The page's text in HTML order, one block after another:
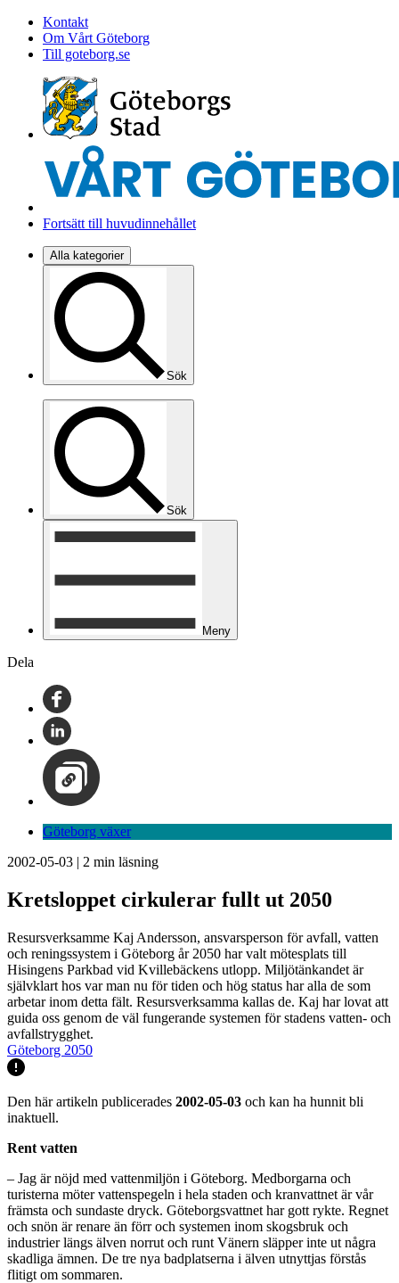
Kontakt
Om Vårt Göteborg
Till goteborg.se
Fortsätt till huvudinnehållet
Alla kategorier
Sök
Sök
Meny
Dela
Göteborg växer
2002-05-03 | 2 min läsning
Kretsloppet cirkulerar fullt ut 2050
Resursverksamme Kaj Andersson, ansvarsperson för avfall, vatten
och reningssystem i Göteborg år 2050 har valt mötesplats till
Hisingens Parkbad vid Kvillebäckens utlopp. Miljötänkandet är
självklart hos var man nu för tiden och hög status har alla de som
arbetar inom detta fält. Resursverksamma kallas de. Kaj har lovat att
guida oss genom de väl fungerande systemen för stadens vatten- och
avfallstrygghet.
Göteborg 2050
Den här artikeln publicerades 2002-05-03 och kan ha hunnit bli
inaktuell.
Rent vatten
– Jag är nöjd med vattenmiljön i Göteborg. Medborgarna och
turisterna möter vattenspegeln i hela staden och kranvattnet är vår
främsta och sundaste dryck. Göteborgsvattnet har gott rykte. Regnet
och snön är renare än förr och systemen inom skogsbruk och
industrier längs älven norrut och runt Vänern släpper inte ut några
skadliga ämnen. De tre nya badplatserna i älven utnyttjas förstås
flitigt om sommaren.